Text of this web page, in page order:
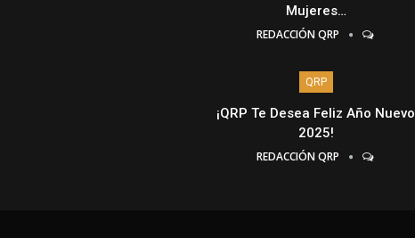
Mujeres…
REDACCIÓN QRP
QRP
¡QRP Te Desea Feliz Año Nuevo
2025!
REDACCIÓN QRP